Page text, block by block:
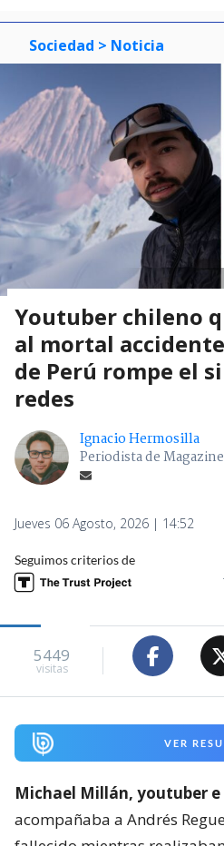
Sociedad > Noticia
Youtuber chileno
al mortal
de Perú rompe el
redes
Ignacio Hermosilla
Periodista de
Jueves 06 Agosto, 2026 | 14:52
Seguimos criterios de
5449
visitas
VER
Michael Millán, youtuber
acompañaba a Andrés